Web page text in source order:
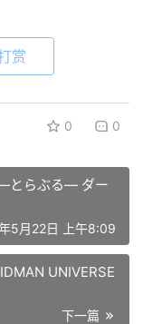
赏
0 0
とらぶる― ダー
5月22日 上午8:09
UNIVERSE
下一篇